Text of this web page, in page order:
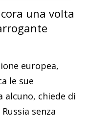
una volta
europea,
le sue
alcuno, chiede di
senza